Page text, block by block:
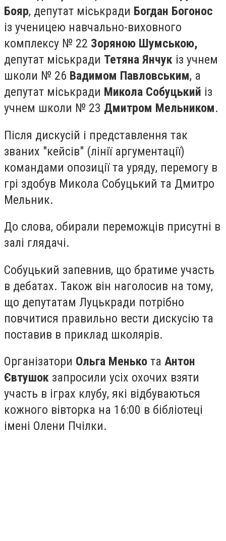
Бояр, депутат міськради Богдан Богонос
із ученицею навчально-виховного
комплексу № 22 Зоряною Шумською,
депутат міськради Тетяна Янчук із учнем
школи № 26 Вадимом Павловським, а
депутат міськради Микола Собуцький із
учнем школи № 23 Дмитром Мельником.
Після дискусій і представлення так
званих "кейсів" (лінії аргументації)
командами опозиції та уряду, перемогу в
грі здобув Микола Собуцький та Дмитро
Мельник.
До слова, обирали переможців присутні в
залі глядачі.
Собуцький запевнив, що братиме участь
в дебатах. Також він наголосив на тому,
що депутатам Луцькради потрібно
повчитися правильно вести дискусію та
поставив в приклад школярів.
Організатори Ольга Менько та Антон
Євтушок запросили усіх охочих взяти
участь в іграх клубу, які відбуваються
кожного вівторка на 16:00 в бібліотеці
імені Олени Пчілки.